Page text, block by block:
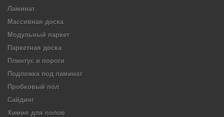
Ламинат
Массивная доска
Модульный паркет
Паркетная доска
Плинтус и пороги
Подложка под ламинат
Пробковый пол
Сайдинг
Химия для полов